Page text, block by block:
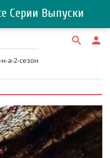
Серии Выпуски
search person
а-2-сезон